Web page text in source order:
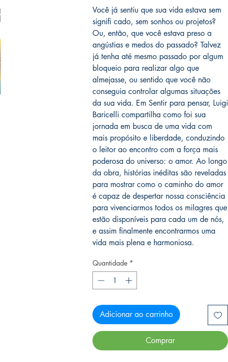
Você já sentiu que sua vida estava sem
signifi cado, sem sonhos ou projetos?
Ou, então, que você estava preso a
angústias e medos do passado? Talvez
já tenha até mesmo passado por algum
bloqueio para realizar algo que
almejasse, ou sentido que você não
conseguia controlar algumas situações
da sua vida. Em Sentir para pensar, Luigi
Baricelli compartilha como foi sua
jornada em busca de uma vida com
mais propósito e liberdade, conduzindo
o leitor ao encontro com a força mais
poderosa do universo: o amor. Ao longo
da obra, histórias inéditas são reveladas
para mostrar como o caminho do amor
é capaz de despertar nossa consciência
para vivenciarmos todos os milagres que
estão disponíveis para cada um de nós,
e assim finalmente encontrarmos uma
vida mais plena e harmoniosa.
Quantidade *
Adicionar ao carrinho
Comprar